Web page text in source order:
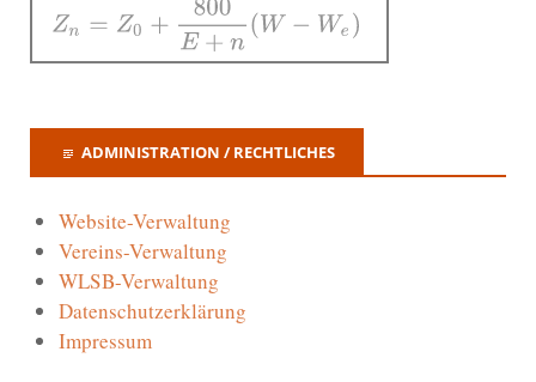
ADMINISTRATION / RECHTLICHES
Website-Verwaltung
Vereins-Verwaltung
WLSB-Verwaltung
Datenschutzerklärung
Impressum